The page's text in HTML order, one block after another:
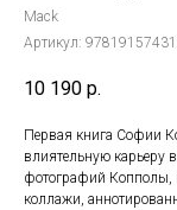
Mack
Артикул:
10 190 р.
Первая книга Софии
влиятельную карьеру
фотографий Копполы,
коллажи,